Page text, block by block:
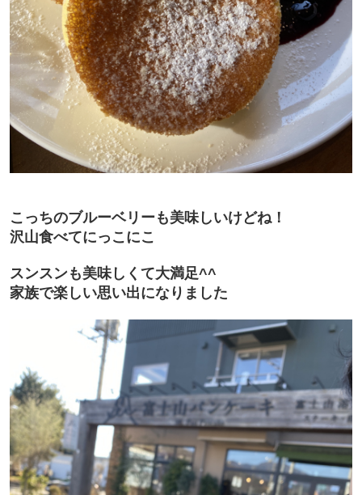
こっちのブルーベリーも美味しいけどね！
沢山食べてにっこにこ
スンスンも美味しくて大満足^^
家族で楽しい思い出になりました